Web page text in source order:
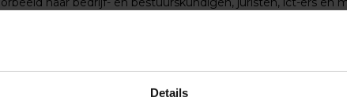
Details
iets toevoegen, het verschil kunnen maken. Mensen die van
je net afgestudeerd? Deel dan je opgedane kennis met